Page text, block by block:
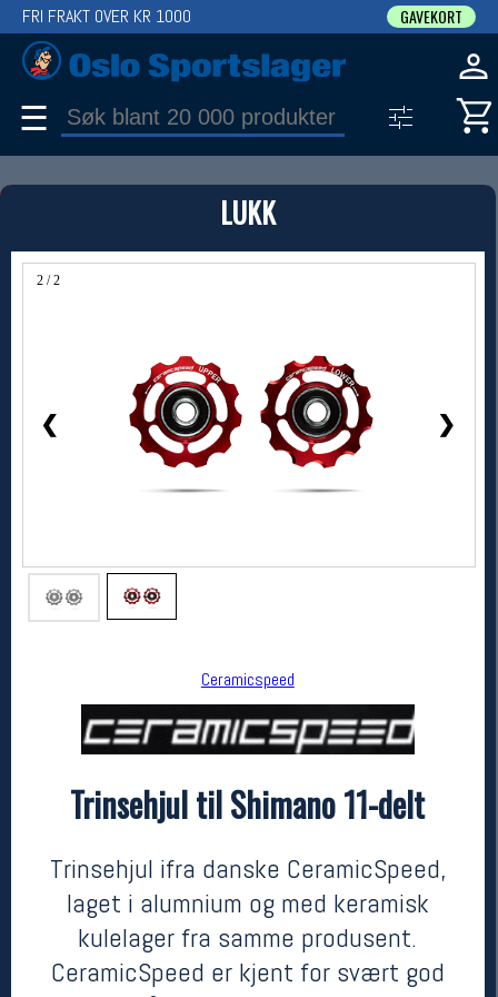
LUKK
2 / 2
❮ ❯
Ceramicspeed
Trinsehjul til Shimano 11-delt
Trinsehjul ifra danske CeramicSpeed,
laget i alumnium og med keramisk
kulelager fra samme produsent.
CeramicSpeed er kjent for svært god
FRI FRAKT OVER KR 1000 GAVEKORT
☰
PRODUKT
Produkter (1)
Bruk filter til å spisse søket
Ceramicspeed
kr 2499